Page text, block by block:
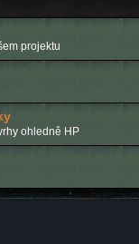
projektu
ohledně HP